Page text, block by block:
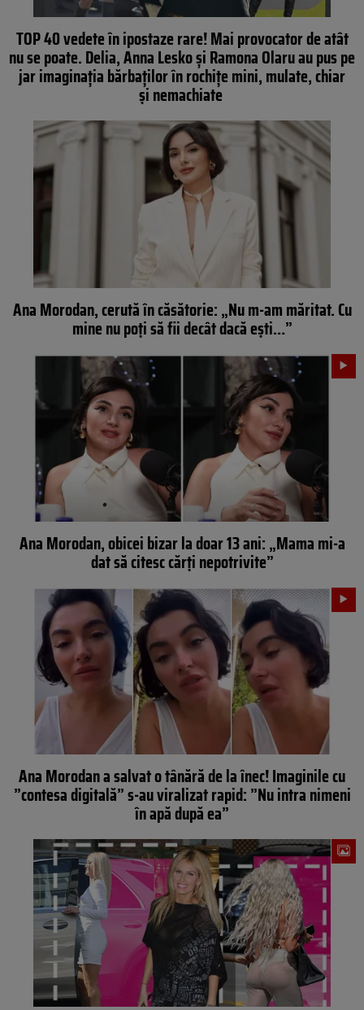
TOP 40 vedete în ipostaze rare! Mai provocator de atât
nu se poate. Delia, Anna Lesko şi Ramona Olaru au pus pe
jar imaginaţia bărbaţilor în rochiţe mini, mulate, chiar
şi nemachiate
Ana Morodan, cerută în căsătorie: „Nu m-am măritat. Cu
mine nu poți să fii decât dacă ești…”
Ana Morodan, obicei bizar la doar 13 ani: „Mama mi-a
dat să citesc cărți nepotrivite”
Ana Morodan a salvat o tânără de la înec! Imaginile cu
”contesa digitală” s-au viralizat rapid: ”Nu intra nimeni
în apă după ea”